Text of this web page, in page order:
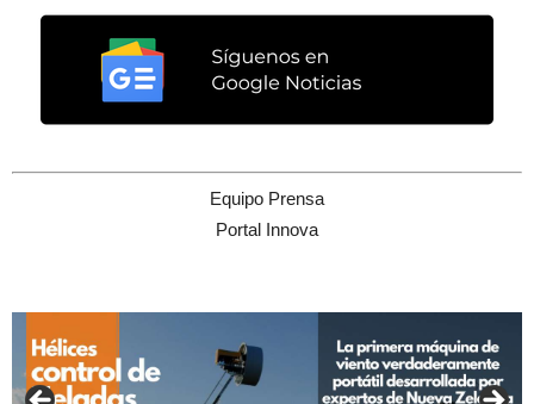
Equipo Prensa
Portal Innova